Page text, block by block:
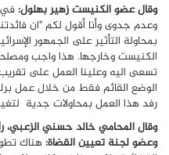
وقال عضو الكنيست زهير بهلول:في
وعدم جدوى وأنا أقول لكم "ان
بمحاولة التأثير على الجمهور
الكنيست وخارجها. هذا واجب ومصلحة
تسعى اليه وعلينا العمل على تقريب
الوضع القائم فقط من خلال عمل
رفد هذا العمل بمحاولات جدية
وقال المحامي خالد حسني الزعبي،
وعضو لجنة تعيين القضاة: هناك